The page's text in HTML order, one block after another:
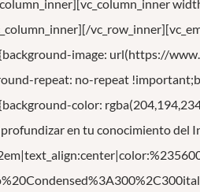
image: url(https://
repeat: no-repeat
color:
en tu conocimiento del